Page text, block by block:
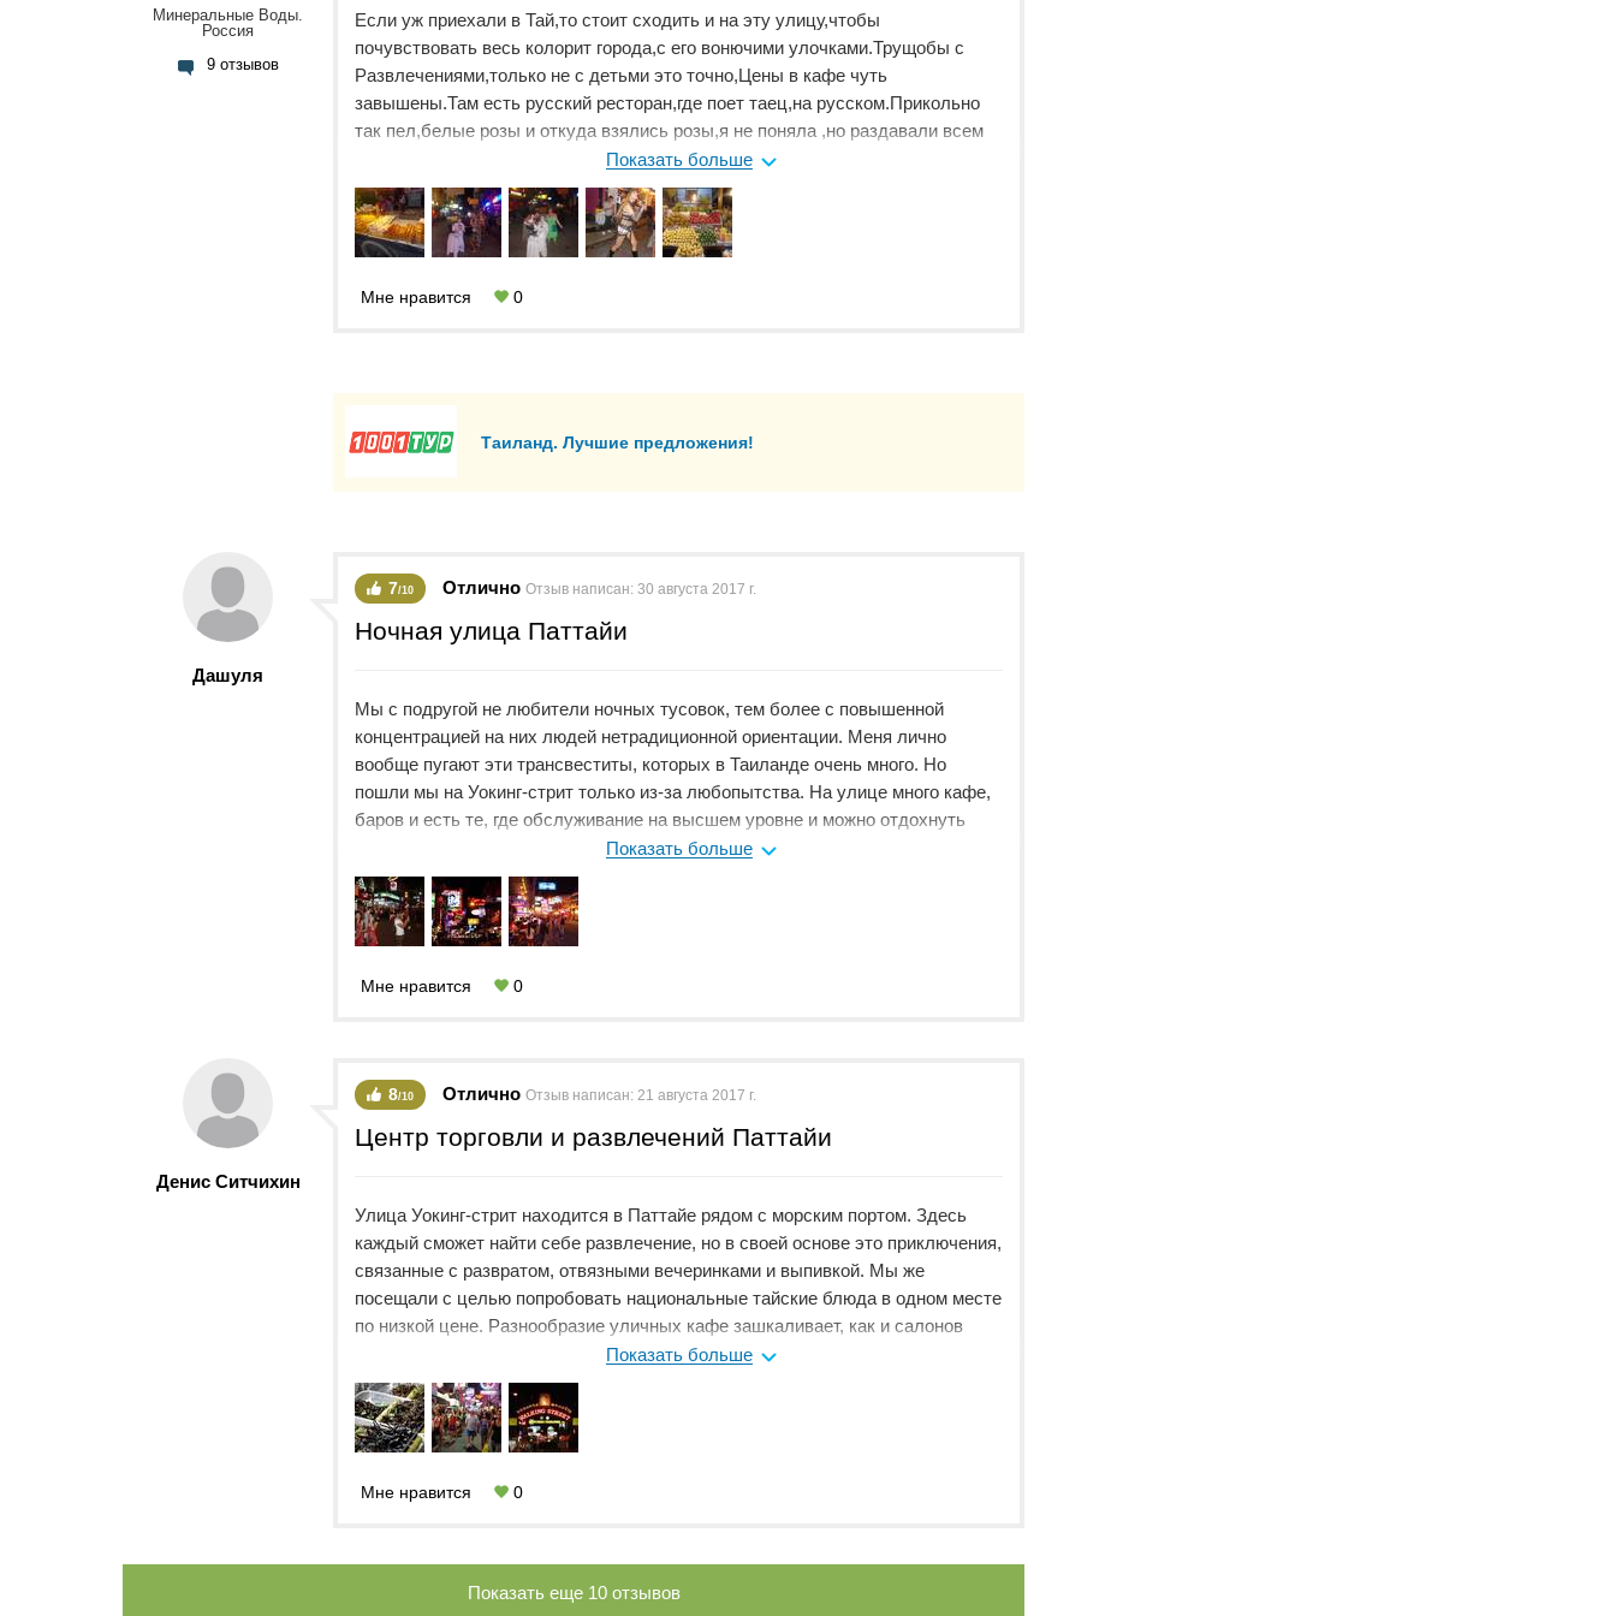
Минеральные Воды.
Россия
9 отзывов
Если уж приехали в Тай,то стоит сходить и на эту улицу,чтобы
почувствовать весь колорит города,с его вонючими улочками.Трущобы с
Развлечениями,только не с детьми это точно,Цены в кафе чуть
завышены.Там есть русский ресторан,где поет таец,на русском.Прикольно
так пел,белые розы и откуда взялись розы,я не поняла ,но раздавали всем
дамам.Было приятно.Коктели там не плохие,а утка с ананасами была
восхитительна.Натанцевались до упаду.Вообще там очень шумно.Много
всяких зазывал ,в гоу бары. Много трансов,они позваляют фоткать себя за
денюжки.Я видела,как транс хотел забрать фотик,видно не заплотили.И
обдолбанные просто в хлам.Всякие представления посреди улицы,кого
Показать больше
Мне нравится 0
Таиланд. Лучшие предложения!
Дашуля
7/10 Отлично Отзыв написан: 30 августа 2017 г.
Ночная улица Паттайи
Мы с подругой не любители ночных тусовок, тем более с повышенной
концентрацией на них людей нетрадиционной ориентации. Меня лично
вообще пугают эти трансвеститы, которых в Таиланде очень много. Но
пошли мы на Уокинг-стрит только из-за любопытства. На улице много кафе,
баров и есть те, где обслуживание на высшем уровне и можно отдохнуть
достойно. По самой улице ходить не очень приятно: валяется мусор,
неприятный запах, толпы. Мне кажется, большинство людей попадают сюда
также, как и мы: из-за любопытства.
Показать больше
Мне нравится 0
Денис Ситчихин
8/10 Отлично Отзыв написан: 21 августа 2017 г.
Центр торговли и развлечений Паттайи
Улица Уокинг-стрит находится в Паттайе рядом с морским портом. Здесь
каждый сможет найти себе развлечение, но в своей основе это приключения,
связанные с развратом, отвязными вечеринками и выпивкой. Мы же
посещали с целью попробовать национальные тайские блюда в одном месте
по низкой цене. Разнообразие уличных кафе зашкаливает, как и салонов
тайского массажа. Мы и там побывали, ощущения после процедуры
непередаваемые. Поздно вечером, особенно с детьми, на Уокинг-стрит
лучше не приходить, слишком много разврата и непристойностей.
Показать больше
Мне нравится 0
Показать еще 10отзывов